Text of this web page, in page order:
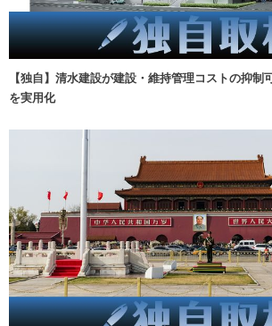
【独自】清水建設が建設・維持管理コストの抑制
を実用化